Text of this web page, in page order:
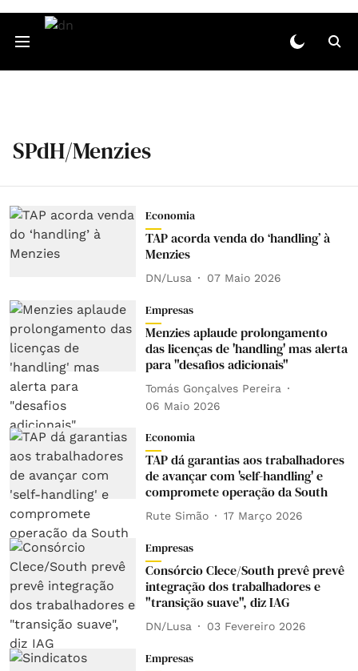
SPdH/Menzies
Economia
TAP acorda venda do ‘handling’ à
Menzies
DN/Lusa 07 Maio 2026
Empresas
Menzies aplaude prolongamento
das licenças de 'handling' mas alerta
para "desafios adicionais"
Tomás Gonçalves Pereira
06 Maio 2026
Economia
TAP dá garantias aos trabalhadores
de avançar com 'self-handling' e
compromete operação da South
Rute Simão 17 Março 2026
Empresas
Consórcio Clece/South prevê prevê
integração dos trabalhadores e
"transição suave", diz IAG
DN/Lusa 03 Fevereiro 2026
Empresas